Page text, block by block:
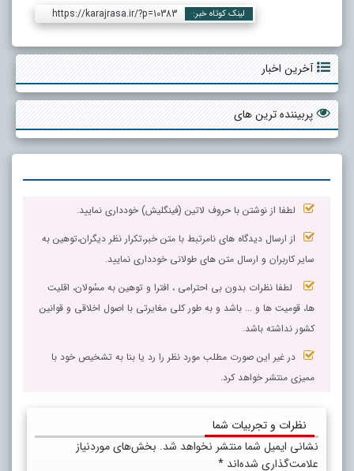
لینک کوتاه خبر: https://karajrasa.ir/?p=10383
آخرین اخبار
پربیننده ترین های
لطفا از نوشتن با حروف لاتین (فینگلیش) خودداری نمایید.
از ارسال دیدگاه های نامرتبط با متن خبر،تکرار نظر دیگران،توهین به
سایر کاربران و ارسال متن های طولانی خودداری نمایید.
لطفا نظرات بدون بی احترامی ، افترا و توهین به مسٔولان، اقلیت
ها، قومیت ها و ... باشد و به طور کلی مغایرتی با اصول اخلاقی و قوانین
کشور نداشته باشد.
در غیر این صورت مطلب مورد نظر را رد یا بنا به تشخیص خود با
ممیزی منتشر خواهد کرد.
نظرات و تجربیات شما
نشانی ایمیل شما منتشر نخواهد شد. بخش‌های موردنیاز
علامت‌گذاری شده‌اند *